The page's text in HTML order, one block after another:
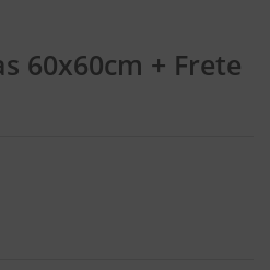
60x60cm + Frete